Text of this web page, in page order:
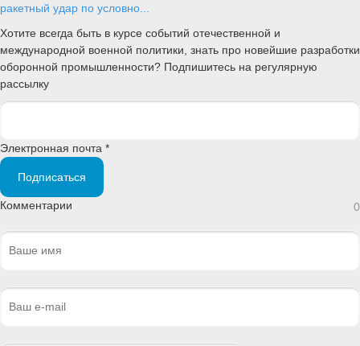
ракетный удар по условно...
Хотите всегда быть в курсе событий отечественной и
международной военной политики, знать про новейшие разработки
оборонной промышленности? Подпишитесь на регулярную
рассылку
Электронная почта *
Подписаться
Комментарии 0